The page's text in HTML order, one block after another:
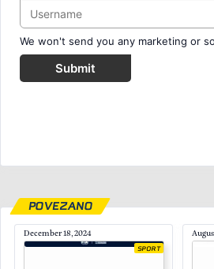
We won't send you any marketing or
Submit
POVEZANO
December 18, 2024
SPORT